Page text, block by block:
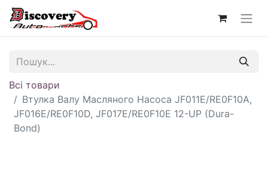
Всі товари
Втулка Валу Масляного Насоса JF011E/RE0F10A,
JF016E/RE0F10D, JF017E/RE0F10E 12-UP (Dura-
Bond)